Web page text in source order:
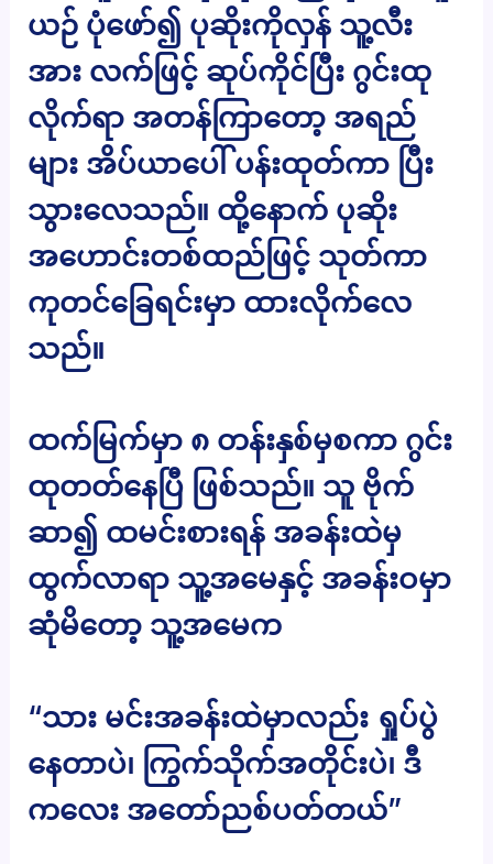
ယဉ် ပုံဖော်၍ ပုဆိုးကိုလှန် သူ့လီး
အား လက်ဖြင့် ဆုပ်ကိုင်ပြီး ဂွင်းထု
လိုက်ရာ အတန်ကြာတော့ အရည်
များ အိပ်ယာပေါ် ပန်းထုတ်ကာ ပြီး
သွားလေသည်။ ထို့နောက် ပုဆိုး
အဟောင်းတစ်ထည်ဖြင့် သုတ်ကာ
ကုတင်ခြေရင်းမှာ ထားလိုက်လေ
သည်။
ထက်မြက်မှာ ၈ တန်းနှစ်မှစကာ ဂွင်း
ထုတတ်နေပြီ ဖြစ်သည်။ သူ ဗိုက်
ဆာ၍ ထမင်းစားရန် အခန်းထဲမှ
ထွက်လာရာ သူ့အမေနှင့် အခန်းဝမှာ
ဆုံမိတော့ သူ့အမေက
“သား မင်းအခန်းထဲမှာလည်း ရှုပ်ပွဲ
နေတာပဲ၊ ကြွက်သိုက်အတိုင်းပဲ၊ ဒီ
ကလေး အတော်ညစ်ပတ်တယ်”